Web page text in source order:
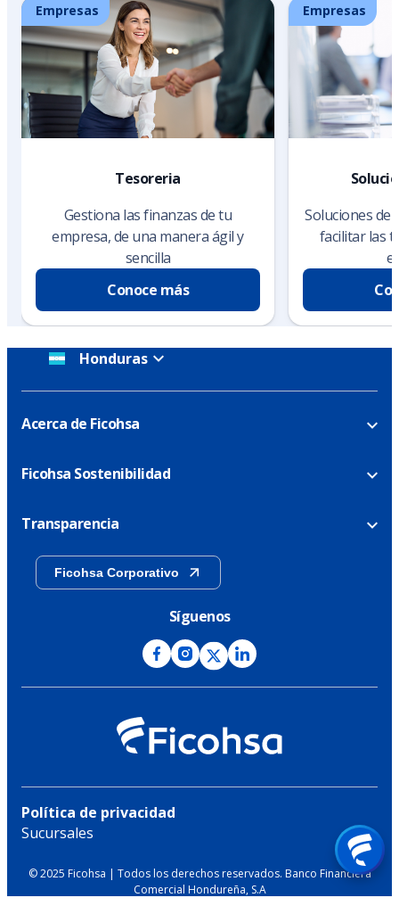
Empresas
Tesoreria
Gestiona las finanzas de tu
empresa, de una manera ágil y
sencilla
Conoce más
Empresas
Soluciones de
facilitar las
Honduras
Acerca de Ficohsa
Ficohsa Sostenibilidad
Transparencia
Ficohsa Corporativo
Síguenos
Política de privacidad
Sucursales
© 2025 Ficohsa | Todos los derechos reservados. Banco Financiera
Comercial Hondureña, S.A